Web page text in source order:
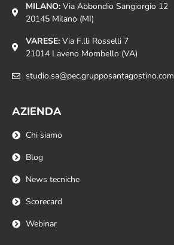
MILANO:Via Abbondio Sangiorgio 12
20145 Milano (MI)
VARESE:Via F.lli Rosselli 7
21014 Laveno Mombello (VA)
studio.sa@pec.grupposantagostino.com
AZIENDA
Chi siamo
Blog
News tecniche
Scorecard
Webinar